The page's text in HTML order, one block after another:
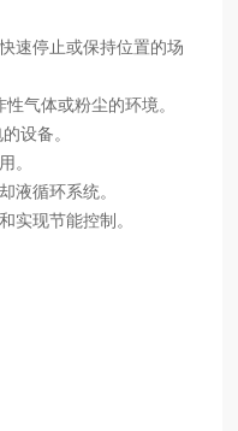
速停止或保持位置的场
气体或粉尘的环境。
设备。
。
液循环系统。
实现节能控制。